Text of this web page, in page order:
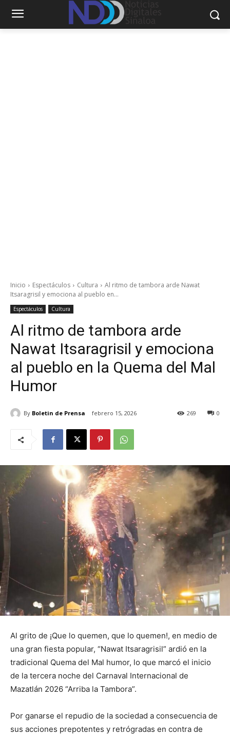
Inicio Espectáculos Cultura
Al ritmo de tambora arde Nawat
Itsaragrisil y emociona al pueblo en...
Espectáculos Cultura
Al ritmo de tambora arde
Nawat Itsaragrisil y emociona
al pueblo en la Quema del Mal
Humor
By Boletin de Prensa febrero 15, 2026 0
269
Al grito de ¡Que lo quemen, que lo quemen!, en medio de
una gran fiesta popular, “Nawat Itsaragrisil” ardió en la
tradicional Quema del Mal humor, lo que marcó el inicio
de la tercera noche del Carnaval Internacional de
Mazatlán 2026 “Arriba la Tambora”.
Por ganarse el repudio de la sociedad a consecuencia de
sus acciones prepotentes y retrógradas en contra de